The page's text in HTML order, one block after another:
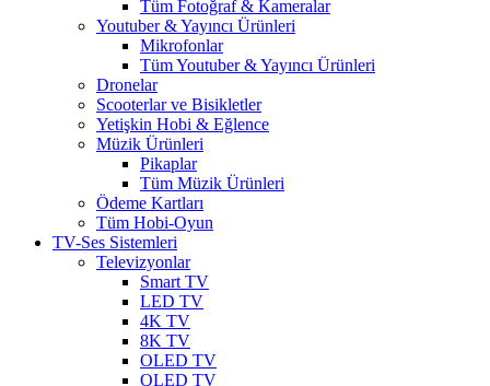
Tüm Fotoğraf & Kameralar
Youtuber & Yayıncı Ürünleri
Mikrofonlar
Tüm Youtuber & Yayıncı Ürünleri
Dronelar
Scooterlar ve Bisikletler
Yetişkin Hobi & Eğlence
Müzik Ürünleri
Pikaplar
Tüm Müzik Ürünleri
Ödeme Kartları
Tüm Hobi-Oyun
TV-Ses Sistemleri
Televizyonlar
Smart TV
LED TV
4K TV
8K TV
OLED TV
QLED TV